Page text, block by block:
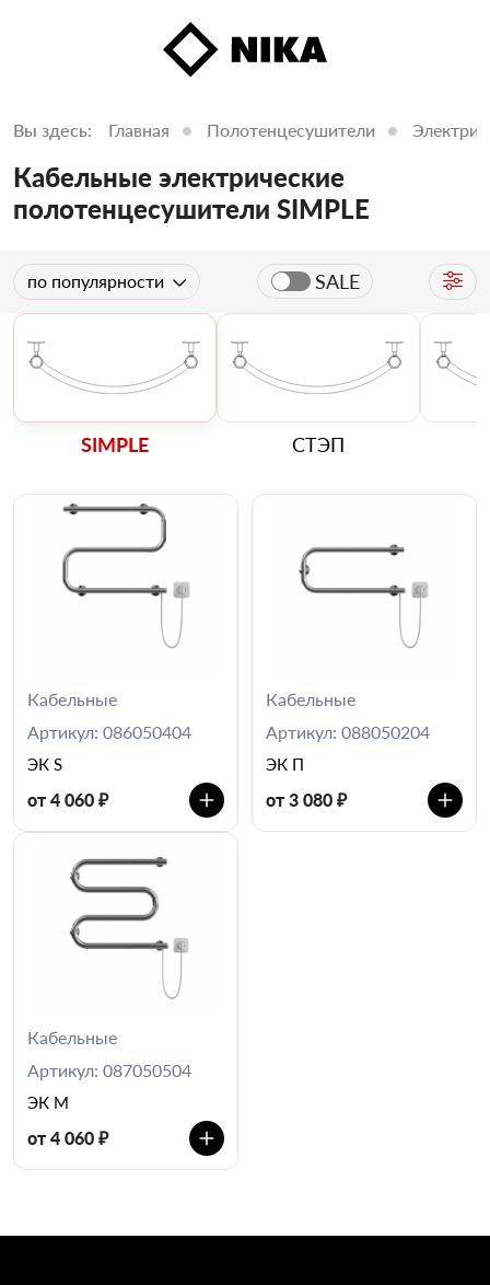
Вы здесь: Главная Полотенцесушители
Кабельные электрические
полотенцесушители SIMPLE
по популярности SALE
SIMPLE СТЭП
Кабельные
Артикул: 086050404
ЭК S
от 4 060 ₽
Кабельные
Артикул: 088050204
ЭК П
от 3 080 ₽
Кабельные
Артикул: 087050504
ЭК М
от 4 060 ₽